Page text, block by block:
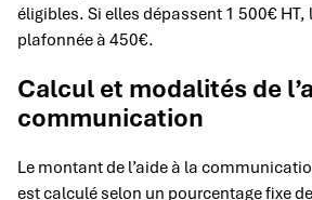
éligibles. Si elles dépassent 1 500€
plafonnée à 450€.
Calcul et modalités de
communication
Le montant de l’aide à la
est calculé selon un pourcentage fixe